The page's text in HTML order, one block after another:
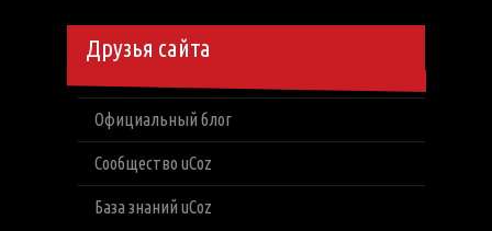
Друзья сайта
Официальный блог
Сообщество uCoz
База знаний uCoz